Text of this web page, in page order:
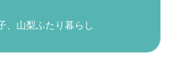
、山梨ふたり暮らし